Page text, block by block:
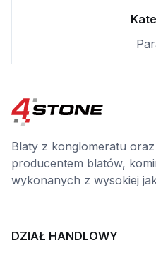
Blaty z konglomeratu
producentem blatów,
wykonanych z wysokiej
DZIAŁ HANDLOWY